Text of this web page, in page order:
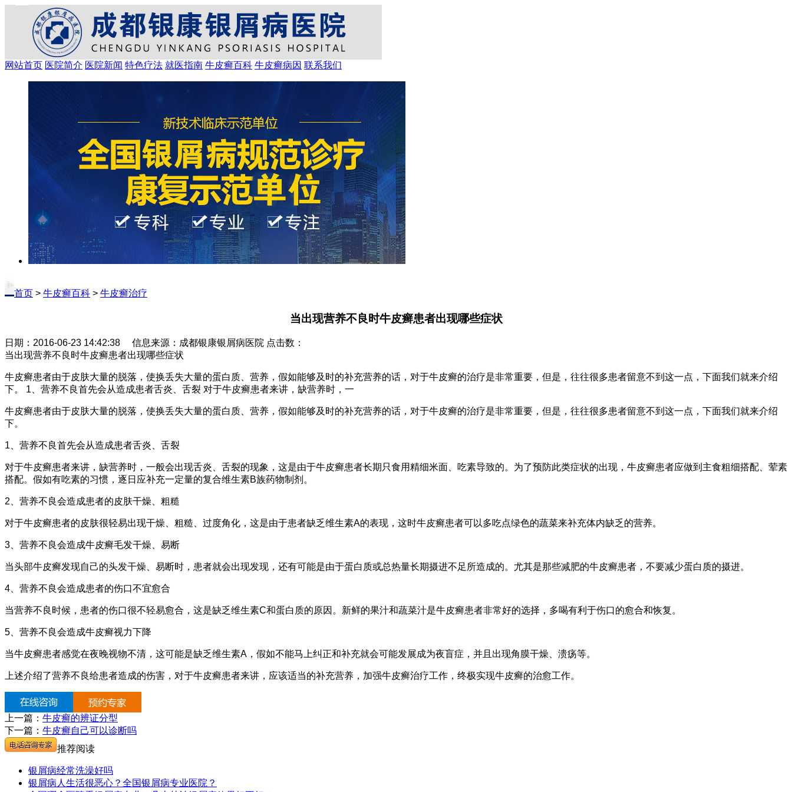
网站首页 医院简介 医院新闻 特色疗法 就医指南 牛皮癣百科 牛皮癣病因 联系我们
首页 > 牛皮癣百科 > 牛皮癣治疗
当出现营养不良时牛皮癣患者出现哪些症状
日期：2016-06-23 14:42:38 信息来源：成都银康银屑病医院 点击数：
当出现营养不良时牛皮癣患者出现哪些症状
牛皮癣患者由于皮肤大量的脱落，使换丢失大量的蛋白质、营养，假如能够及时的补充营养的话，对于牛皮癣的治疗是非常重要，但是，往往很多患者留意不到这一点，下面我们就来介绍
下。 1、营养不良首先会从造成患者舌炎、舌裂 对于牛皮癣患者来讲，缺营养时，一
牛皮癣患者由于皮肤大量的脱落，使换丢失大量的蛋白质、营养，假如能够及时的补充营养的话，对于牛皮癣的治疗是非常重要，但是，往往很多患者留意不到这一点，下面我们就来介绍
下。
1、营养不良首先会从造成患者舌炎、舌裂
对于牛皮癣患者来讲，缺营养时，一般会出现舌炎、舌裂的现象，这是由于牛皮癣患者长期只食用精细米面、吃素导致的。为了预防此类症状的出现，牛皮癣患者应做到主食粗细搭配、荤素
搭配。假如有吃素的习惯，逐日应补充一定量的复合维生素B族药物制剂。
2、营养不良会造成患者的皮肤干燥、粗糙
对于牛皮癣患者的皮肤很轻易出现干燥、粗糙、过度角化，这是由于患者缺乏维生素A的表现，这时牛皮癣患者可以多吃点绿色的蔬菜来补充体内缺乏的营养。
3、营养不良会造成牛皮癣毛发干燥、易断
当头部牛皮癣发现自己的头发干燥、易断时，患者就会出现发现，还有可能是由于蛋白质或总热量长期摄进不足所造成的。尤其是那些减肥的牛皮癣患者，不要减少蛋白质的摄进。
4、营养不良会造成患者的伤口不宜愈合
当营养不良时候，患者的伤口很不轻易愈合，这是缺乏维生素C和蛋白质的原因。新鲜的果汁和蔬菜汁是牛皮癣患者非常好的选择，多喝有利于伤口的愈合和恢复。
5、营养不良会造成牛皮癣视力下降
当牛皮癣患者感觉在夜晚视物不清，这可能是缺乏维生素A，假如不能马上纠正和补充就会可能发展成为夜盲症，并且出现角膜干燥、溃疡等。
上述介绍了营养不良给患者造成的伤害，对于牛皮癣患者来讲，应该适当的补充营养，加强牛皮癣治疗工作，终极实现牛皮癣的治愈工作。
上一篇： 牛皮癣的辨证分型
下一篇： 牛皮癣自己可以诊断吗
推荐阅读
银屑病经常洗澡好吗
银屑病人生活很恶心？全国银屑病专业医院？